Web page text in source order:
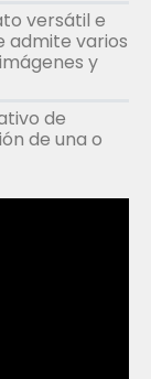
versátil e
admite varios
y
de
de una o